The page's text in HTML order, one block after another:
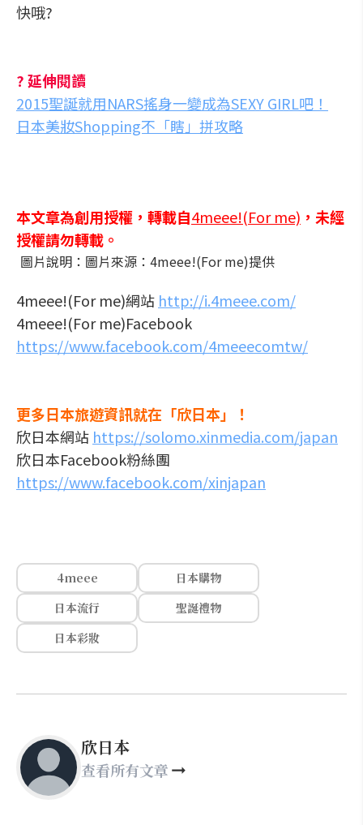
快哦?
? 延伸閱讀
2015聖誕就用NARS搖身一變成為SEXY GIRL吧！
日本美妝Shopping不「瞎」拼攻略
本文章為創用授權，轉載自4meee!(For me) ，未經
授權請勿轉載。
圖片說明：圖片來源：4meee!(For me)提供
4meee!(For me)網站 http://i.4meee.com/
4meee!(For me)Facebook
https://www.facebook.com/4meeecomtw/
更多日本旅遊資訊就在「欣日本」！
欣日本網站 https://solomo.xinmedia.com/japan
欣日本Facebook粉絲團
https://www.facebook.com/xinjapan
4meee
日本購物
日本流行
聖誕禮物
日本彩妝
欣日本
查看所有文章